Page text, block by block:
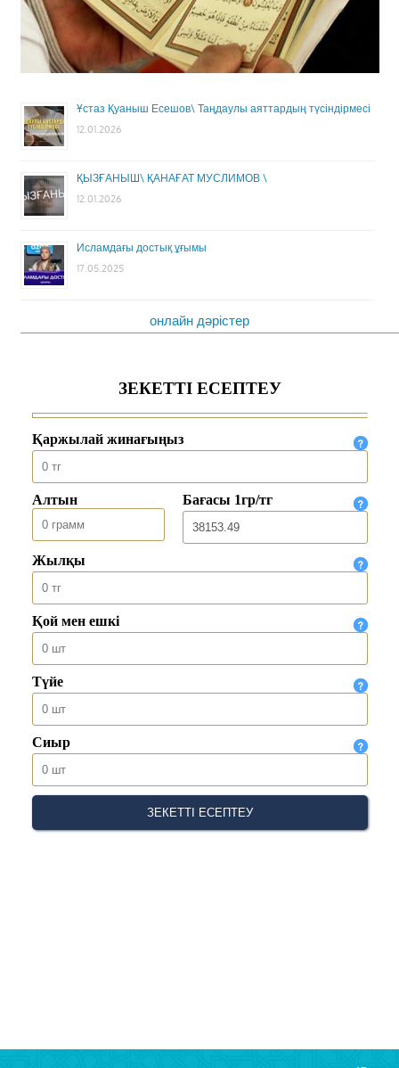
Ұстаз Қуаныш Есешов\ Таңдаулы аяттардың түсіндірмесі
12.01.2026
ҚЫЗҒАНЫШ\ ҚАНАҒАТ МУСЛИМОВ \
12.01.2026
Исламдағы достық ұғымы
17.05.2025
онлайн дәрістер